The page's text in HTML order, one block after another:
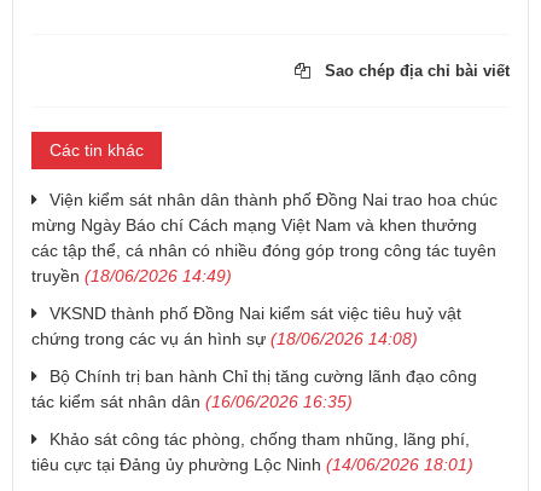
Sao chép địa chỉ bài viết
Các tin khác
Viện kiểm sát nhân dân thành phố Đồng Nai trao hoa chúc
mừng Ngày Báo chí Cách mạng Việt Nam và khen thưởng
các tập thể, cá nhân có nhiều đóng góp trong công tác tuyên
truyền (18/06/2026 14:49)
VKSND thành phố Đồng Nai kiểm sát việc tiêu huỷ vật
chứng trong các vụ án hình sự (18/06/2026 14:08)
Bộ Chính trị ban hành Chỉ thị tăng cường lãnh đạo công
tác kiểm sát nhân dân (16/06/2026 16:35)
Khảo sát công tác phòng, chống tham nhũng, lãng phí,
tiêu cực tại Đảng ủy phường Lộc Ninh (14/06/2026 18:01)